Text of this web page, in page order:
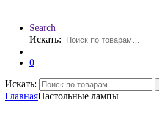
Search
Искать:
0
Искать:
ГлавнаяНастольные лампы